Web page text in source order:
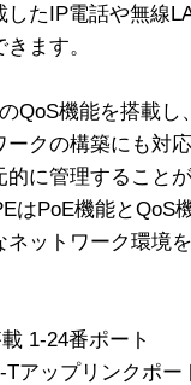
したIP電話や無線
ます。
QoS機能を搭載
ークの構築にも対
的に管理すること
はPoE機能とQoS
ネットワーク環境
1-24番ポート
Tアップリンクポー